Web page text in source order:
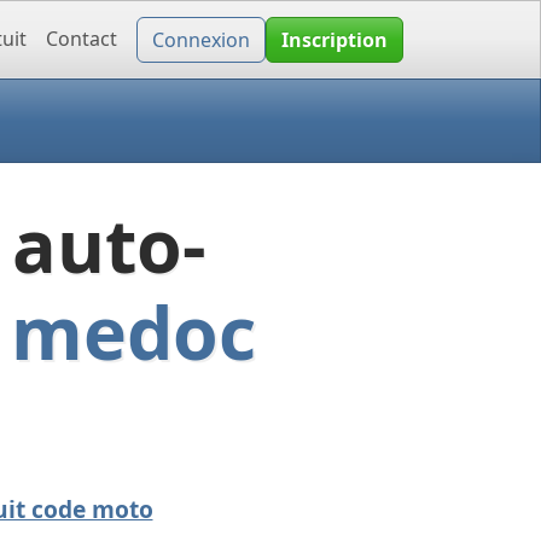
Contact Connexion Inscription
code moto